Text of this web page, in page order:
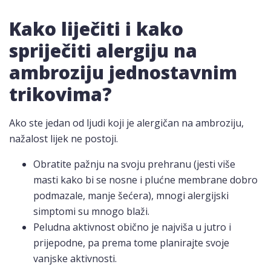
Kako liječiti i kako
spriječiti alergiju na
ambroziju jednostavnim
trikovima?
Ako ste jedan od ljudi koji je alergičan na ambroziju,
nažalost lijek ne postoji.
Obratite pažnju na svoju prehranu (jesti više
masti kako bi se nosne i plućne membrane dobro
podmazale, manje šećera), mnogi alergijski
simptomi su mnogo blaži.
Peludna aktivnost obično je najviša u jutro i
prijepodne, pa prema tome planirajte svoje
vanjske aktivnosti.